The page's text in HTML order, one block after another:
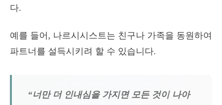
다.
예를 들어, 나르시시스트는 친구나 가족을 동원하여
파트너를 설득시키려 할 수 있습니다.
“너만 더 인내심을 가지면 모든 것이 나아